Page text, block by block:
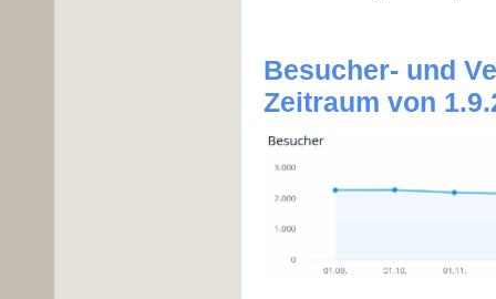
Besucher- und
Zeitraum von